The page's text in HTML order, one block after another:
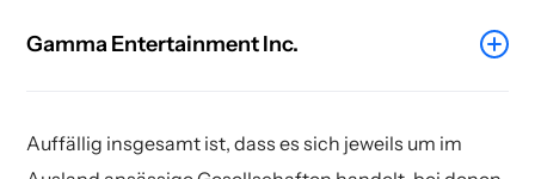
eine auf der Insel Zypern ansässige Gesellschaft,
„Strumming That Pussy“, oder „A Lazy Fisting
Gamma Entertainment Inc.
Rechtsanwaltsgesellschaft mbH hat in der
Auffällig insgesamt ist, dass es sich jeweils um im